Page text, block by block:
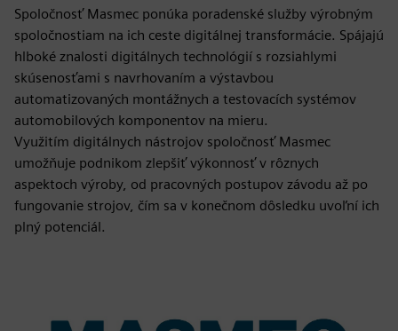
Spoločnosť Masmec ponúka poradenské služby výrobným
spoločnostiam na ich ceste digitálnej transformácie. Spájajú
hlboké znalosti digitálnych technológií s rozsiahlymi
skúsenosťami s navrhovaním a výstavbou
automatizovaných montážnych a testovacích systémov
automobilových komponentov na mieru.
Využitím digitálnych nástrojov spoločnosť Masmec
umožňuje podnikom zlepšiť výkonnosť v rôznych
aspektoch výroby, od pracovných postupov závodu až po
fungovanie strojov, čím sa v konečnom dôsledku uvoľní ich
plný potenciál.